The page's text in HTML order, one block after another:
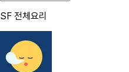
SF 전체요리